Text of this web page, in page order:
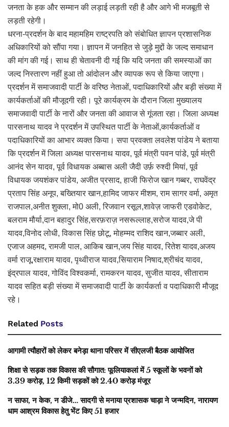
जनता के हक और सम्मान की लड़ाई लड़ती रही है और आगे भी मजबूती से
लड़ती रहेगी।
धरना-प्रदर्शन के बाद महामहिम राष्ट्रपति को संबोधित ज्ञापन प्रशासनिक
अधिकारियों को सौंपा गया। ज्ञापन में जनहित से जुड़े मुद्दों के जल्द समाधान
की मांग की गई। साथ ही चेतावनी दी गई कि यदि जनता की समस्याओं का
जल्द निस्तारण नहीं हुआ तो आंदोलन और व्यापक रूप से किया जाएगा।
प्रदर्शन में समाजवादी पार्टी के वरिष्ठ नेताओं, पदाधिकारियों और बड़ी संख्या में
कार्यकर्ताओं की मौजूदगी रही। पूरे कार्यक्रम के दौरान जिला मुख्यालय
समाजवादी पार्टी के नारों और जनता की आवाज से गूंजता रहा। जिला अध्यक्ष
पारसनाथ यादव ने प्रदर्शन में उपस्थित पार्टी के नेताओं,कार्यकर्ताओं व
पदाधिकारियों का आभार व्यक्त किया। सपा प्रवक्ता लवलेश पांडेय ने बताया
कि प्रदर्शन में जिला अध्यक्ष पारसनाथ यादव, पूर्व मंत्री पवन पांडे, पूर्व मंत्री
आनंद सेन यादव, पूर्व विधायक अब्बास अली जैदी उर्फ़ रुश्दी मियां, पूर्व
विधायक जयशंकर पांडेय, अजीत प्रसाद, हाजी फिरोज खान गब्बर, राघवेंद्र
प्रताप सिंह अनूप, बख्तियार खान,हामिद जाफर मीशम, राम सागर वर्मा, अमृत
राजपाल,अनीत शुक्ला, मो0 अली, रिजवान रसूल,शावेज़ जाफरी एडवोकेट,
बलराम मौर्या,दान बहादुर सिंह,सरफ़राज़ नसरूल्लाह,सरोज यादव,जे पी
यादव,विनोद लोधी, विकास सिंह छोटू, मोहम्मद राशिद खान,जब्बार अली,
एजाज अहमद, रामजी पाल, आकिब खान,जय सिंह यादव, रितेश यादव,अजय
वर्मा राजू,रक्षाराम यादव, पृथ्वीराज यादव,सियाराम निषाद,श्रीचंद यादव,
इंद्रपाल यादव, गोविंद विश्वकर्मा, रामकरन यादव, सुजीत यादव, सीताराम
यादव सहित बड़ी संख्या में समाजवादी पार्टी के कार्यकर्ता व पदाधिकारी मौजूद
रहे।
Related Posts
आगामी त्यौहारों को लेकर बनेड़ा थाना परिसर में सीएलजी बैठक आयोजित
शिक्षा से सड़क तक विकास की सौगात: फूलियाकलां में 5 स्कूलों के भवनों को
3.39 करोड़, 12 किमी सड़कों को 2.40 करोड़ मंजूर
न साफा, न केक, न डीजे… सादगी से मनाया प्रशासक चाड़ा ने जन्मदिन, नारायण
धाम आश्रम विकास हेतु भेंट किए 51 हजार